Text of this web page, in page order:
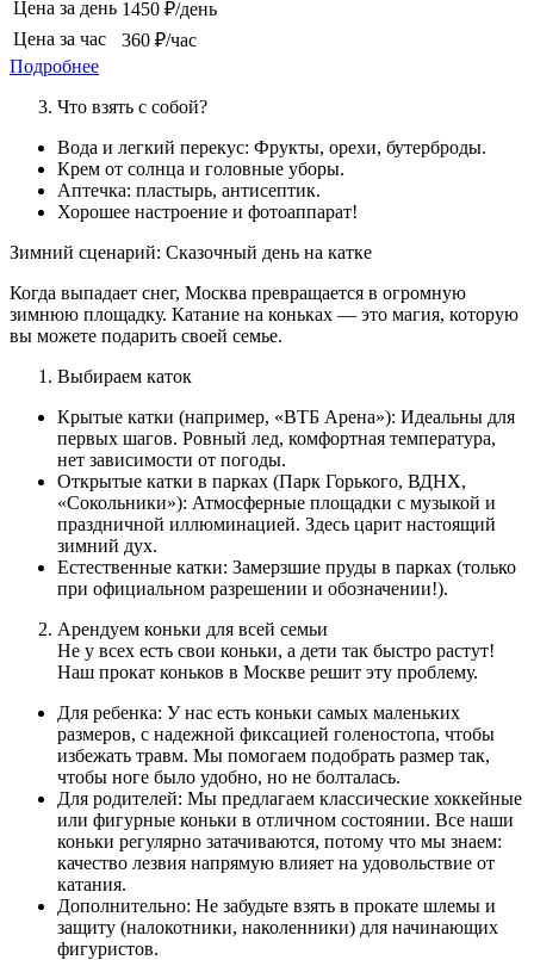
Цена за день 1450 ₽/день
Цена за час
360 ₽/час
Подробнее
Что взять с собой?
Вода и легкий перекус: Фрукты, орехи, бутерброды.
Крем от солнца и головные уборы.
Аптечка: пластырь, антисептик.
Хорошее настроение и фотоаппарат!
Зимний сценарий: Сказочный день на катке
Когда выпадает снег, Москва превращается в огромную
зимнюю площадку. Катание на коньках — это магия, которую
вы можете подарить своей семье.
Выбираем каток
Крытые катки (например, «ВТБ Арена»): Идеальны для
первых шагов. Ровный лед, комфортная температура,
нет зависимости от погоды.
Открытые катки в парках (Парк Горького, ВДНХ,
«Сокольники»): Атмосферные площадки с музыкой и
праздничной иллюминацией. Здесь царит настоящий
зимний дух.
Естественные катки: Замерзшие пруды в парках (только
при официальном разрешении и обозначении!).
Арендуем коньки для всей семьи
Не у всех есть свои коньки, а дети так быстро растут!
Наш прокат коньков в Москве решит эту проблему.
Для ребенка: У нас есть коньки самых маленьких
размеров, с надежной фиксацией голеностопа, чтобы
избежать травм. Мы помогаем подобрать размер так,
чтобы ноге было удобно, но не болталась.
Для родителей: Мы предлагаем классические хоккейные
или фигурные коньки в отличном состоянии. Все наши
коньки регулярно затачиваются, потому что мы знаем:
качество лезвия напрямую влияет на удовольствие от
катания.
Дополнительно: Не забудьте взять в прокате шлемы и
защиту (налокотники, наколенники) для начинающих
фигуристов.